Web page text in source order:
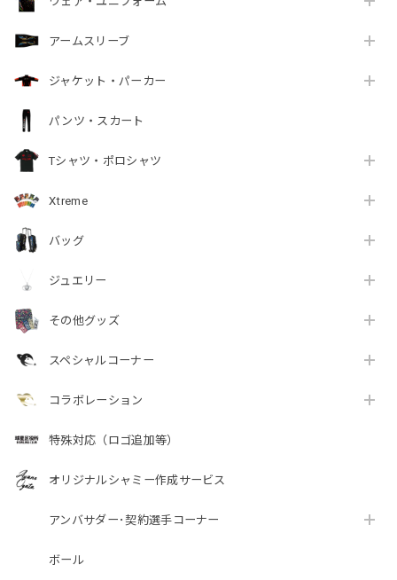
アームスリーブ
ジャケット・パーカー
パンツ・スカート
Tシャツ・ポロシャツ
Xtreme
バッグ
ジュエリー
その他グッズ
スペシャルコーナー
コラボレーション
特殊対応（ロゴ追加等）
オリジナルシャミー作成サービス
アンバサダー･契約選手コーナー
ボール